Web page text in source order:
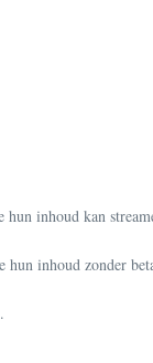
inhoud kan
inhoud zonder